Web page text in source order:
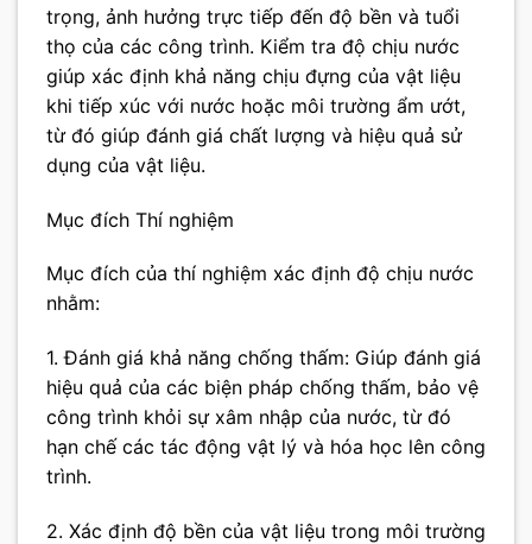
trọng, ảnh hưởng trực tiếp đến độ bền và tuổi
thọ của các công trình. Kiểm tra độ chịu nước
giúp xác định khả năng chịu đựng của vật liệu
khi tiếp xúc với nước hoặc môi trường ẩm ướt,
từ đó giúp đánh giá chất lượng và hiệu quả sử
dụng của vật liệu.
Mục đích Thí nghiệm
Mục đích của thí nghiệm xác định độ chịu nước
nhằm:
1. Đánh giá khả năng chống thấm: Giúp đánh giá
hiệu quả của các biện pháp chống thấm, bảo vệ
công trình khỏi sự xâm nhập của nước, từ đó
hạn chế các tác động vật lý và hóa học lên công
trình.
2. Xác định độ bền của vật liệu trong môi trường